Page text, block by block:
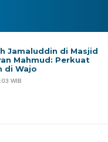
Jamaluddin di Masjid
Mahmud: Perkuat
di Wajo
WIB